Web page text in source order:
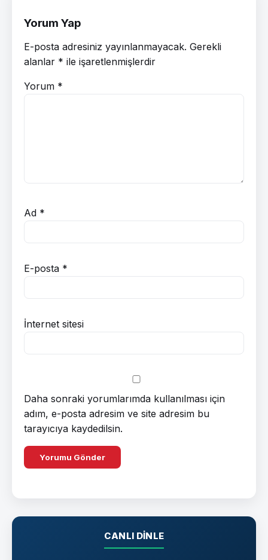
Yorum Yap
E-posta adresiniz yayınlanmayacak. Gerekli
alanlar * ile işaretlenmişlerdir
Yorum *
Ad *
E-posta *
İnternet sitesi
Daha sonraki yorumlarımda kullanılması için
adım, e-posta adresim ve site adresim bu
tarayıcıya kaydedilsin.
CANLI DINLE